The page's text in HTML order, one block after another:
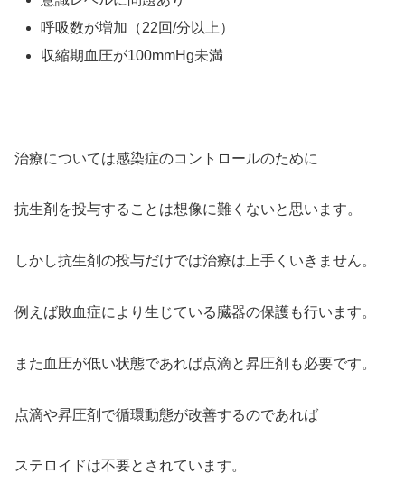
呼吸数が増加（22回/分以上）
収縮期血圧が100mmHg未満
治療については感染症のコントロールのために
抗生剤を投与することは想像に難くないと思います。
しかし抗生剤の投与だけでは治療は上手くいきません。
例えば敗血症により生じている臓器の保護も行います。
また血圧が低い状態であれば点滴と昇圧剤も必要です。
点滴や昇圧剤で循環動態が改善するのであれば
ステロイドは不要とされています。